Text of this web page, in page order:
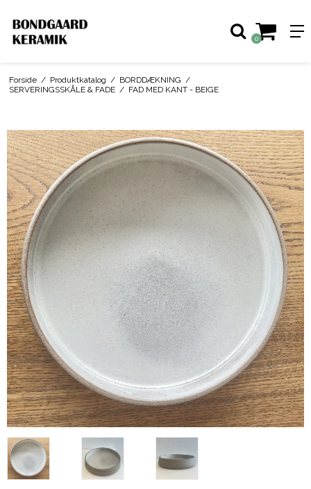
0
Forside / Produktkatalog / BORDDÆKNING /
SERVERINGSSKÅLE & FADE / FAD MED KANT - BEIGE